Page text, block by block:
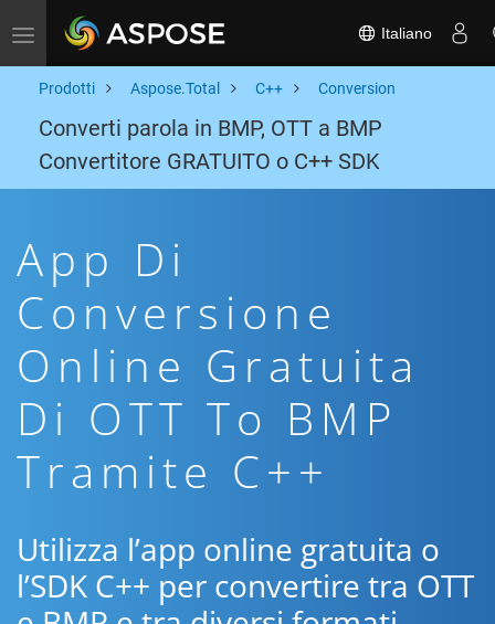
Toggle navigation Italiano
Prodotti Aspose.Total C++ Conversion
Converti parola in BMP, OTT a BMP
Convertitore GRATUITO o C++ SDK
App Di
Conversione
Online Gratuita
Di OTT To BMP
Tramite C++
Utilizza l’app online gratuita o
l’SDK C++ per convertire tra OTT